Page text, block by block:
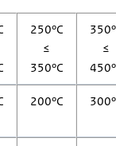
250ºC
≤
350ºC
≤
200ºC